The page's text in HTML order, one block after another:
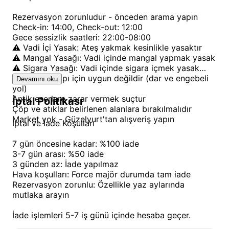
imkanı sunarak kamp ruhunu yaşatmaktadır. İşletme
sahipleri, mangal ve masa gibi ihtiyaçlar konusunda
yardımcı olabilmektedir, ancak vadi içinde mangal
yapmanın da yasak olduğunu hatırlatmak gerekir.
Çevre, keşfedilmeyi bekleyen zenginliklerle doludur.
Ihlara Vadisi'nin kendisi, dünya çapında ünlü bir
yürüyüş ve keşif rotasıdır. Vadinin içindeki antik
kiliseler, kaya oyma yaşam alanları ve mağaralar,
tarih meraklıları için büyüleyici bir yolculuk sunar.
Özellikle akşamüstü vadide yapılan yürüyüşler, farklı
bir ışık ve atmosferle eşsiz manzaralar vadedebilir.
Kuş gözlemciliği ve doğa fotoğrafçılığı için de ideal
bir ortam sunan vadi, her mevsim farklı güzelliklere
bürünür. Ancak gece serin olabileceği için
kampçılarımızın yanlarında kalın uyku tulumları ve
Rezervasyon zorunludur - önceden arama yapın
Check-in: 14:00, Check-out: 12:00
Gece sessizlik saatleri: 22:00-08:00
⚠️ Vadi İçi Yasak: Ateş yakmak kesinlikle yasaktır
⚠️ Mangal Yasağı: Vadi içinde mangal yapmak yasak
⚠️ Sigara Yasağı: Vadi içinde sigara içmek yasak
Karavan kampı için uygun değildir (dar ve engebeli
yol)
Antik eserlere zarar vermek suçtur
Çöp ve atıklar belirlenen alanlara bırakılmalıdır
Market yok - Güzelyurt'tan alışveriş yapın
Devamını oku
İptal Politikası
İptal ve İade Koşulları
7 gün öncesine kadar: %100 iade
3-7 gün arası: %50 iade
3 günden az: İade yapılmaz
Hava koşulları: Force majör durumda tam iade
Rezervasyon zorunlu: Özellikle yaz aylarında
mutlaka arayın
İade işlemleri 5-7 iş günü içinde hesaba geçer.